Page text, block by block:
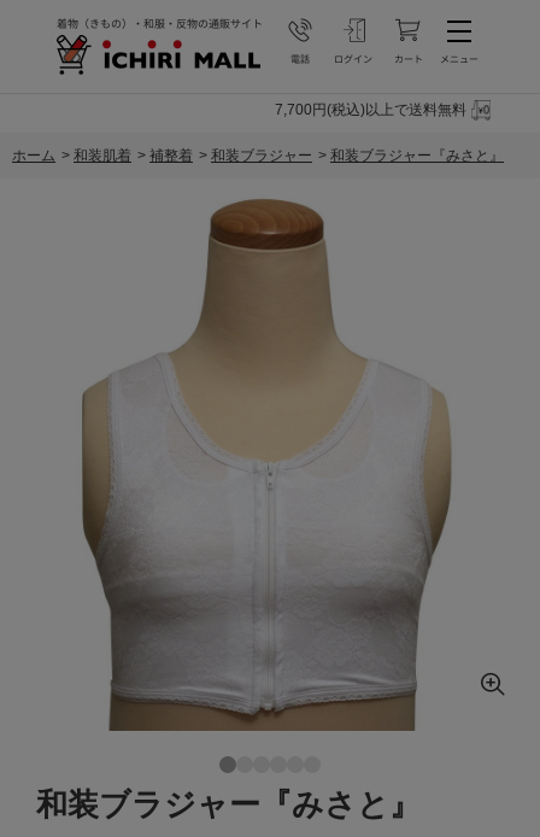
7,700円(税込)以上で送料無料
ホーム > 和装肌着 > 補整着 > 和装ブラジャー > 和装ブラジャー『みさと』
和装ブラジャー『みさと』